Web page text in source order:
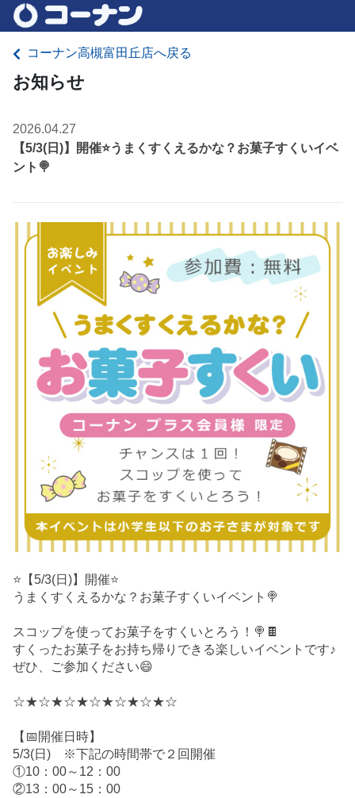
コーナン高槻富田丘店へ戻る
お知らせ
2026.04.27
【5/3(日)】開催⭐️うまくすくえるかな？お菓子すくいイベ
ント🍭
⭐️【5/3(日)】開催⭐️
うまくすくえるかな？お菓子すくいイベント🍭
スコップを使ってお菓子をすくいとろう！🍭🍫
すくったお菓子をお持ち帰りできる楽しいイベントです♪
ぜひ、ご参加ください😄
☆★☆★☆★☆★☆★☆★☆
【📅開催日時】
5/3(日) ※下記の時間帯で２回開催
①10：00～12：00
②13：00～15：00